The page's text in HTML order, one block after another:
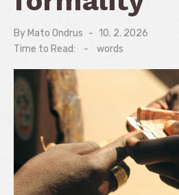
By Mato Ondrus
Posted
on
10. 2. 2026
Time to Read:
- words